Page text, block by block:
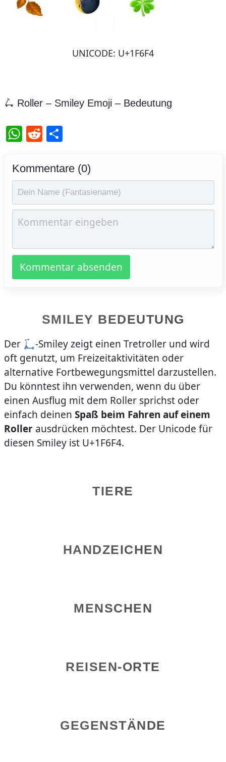
UNICODE: U+1F6F4
🛴 Roller – Smiley Emoji – Bedeutung
WhatsApp
Reddit
Teilen
Kommentare (0)
Kommentar absenden
SMILEY BEDEUTUNG
Der 🛴-Smiley zeigt einen Tretroller und wird
oft genutzt, um Freizeitaktivitäten oder
alternative Fortbewegungsmittel darzustellen.
Du könntest ihn verwenden, wenn du über
einen Ausflug mit dem Roller sprichst oder
einfach deinen Spaß beim Fahren auf einem
Rollerausdrücken möchtest. Der Unicode für
diesen Smiley ist U+1F6F4.
TIERE
HANDZEICHEN
MENSCHEN
REISEN-ORTE
GEGENSTÄNDE